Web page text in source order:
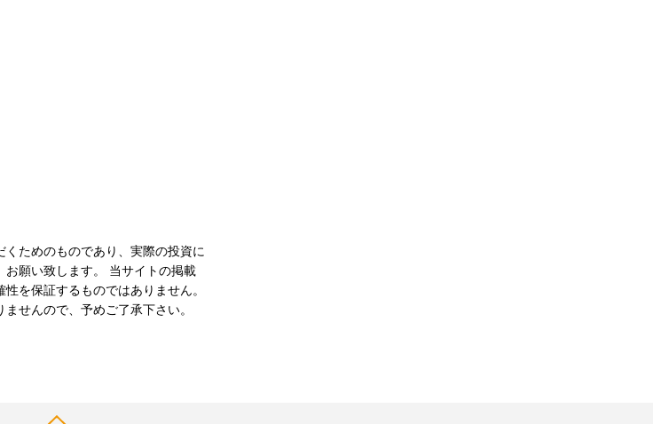
ためのものであり、実際の投資に
願い致します。 当サイトの掲載
を保証するものではありません。
せんので、予めご了承下さい。